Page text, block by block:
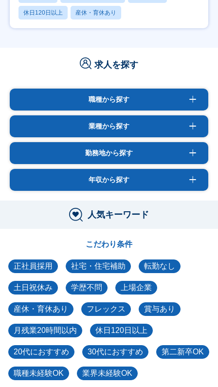
休日120日以上 産休・育休あり
求人を探す
職種から探す
業種から探す
勤務地から探す
年収から探す
人気キーワード
こだわり条件
正社員採用 社宅・住宅補助 転勤なし
土日祝休み 学歴不問 上場企業
産休・育休あり フレックス 賞与あり
月残業20時間以内 休日120日以上
20代におすすめ 30代におすすめ 第二新卒OK
職種未経験OK 業界未経験OK